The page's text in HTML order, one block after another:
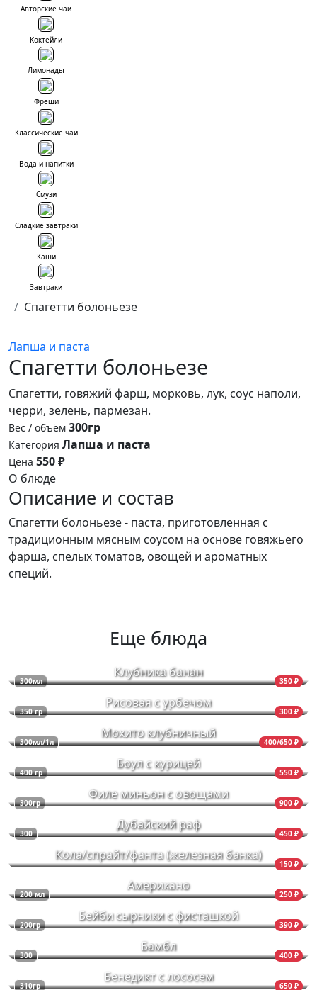
Авторские чаи
Коктейли
Лимонады
Фреши
Классические чаи
Вода и напитки
Смузи
Сладкие завтраки
Каши
Завтраки
Спагетти болоньезе
Лапша и паста
Спагетти болоньезе
Спагетти, говяжий фарш, морковь, лук, соус наполи,
черри, зелень, пармезан.
Вес / объём 300гр
Категория Лапша и паста
Цена 550 ₽
О блюде
Описание и состав
Спагетти болоньезе - паста, приготовленная с
традиционным мясным соусом на основе говяжьего
фарша, спелых томатов, овощей и ароматных
специй.
Еще блюда
300мл 350 ₽
Клубника банан
350 гр 300 ₽
Рисовая с урбечом
300мл/1л 400/650 ₽
Мохито клубничный
400 гр 550 ₽
Боул с курицей
300гр 900 ₽
Филе миньон с овощами
300 450 ₽
Дубайский раф
150 ₽
Кола/спрайт/фанта (железная банка)
200 мл 250 ₽
Американо
200гр 390 ₽
Бейби сырники с фисташкой
300 400 ₽
Бамбл
310гр 650 ₽
Бенедикт с лососем